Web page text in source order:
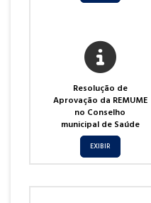
Resolução de
Aprovação da REMUME
no Conselho
municipal de Saúde
EXIBIR